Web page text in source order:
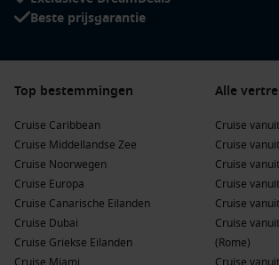
stranden, een bruisend nachtleven en
Phuket Town.
Laem Chabang (Bangkok)
Thailand: De
Grote Tempel en het Koninklijk Paleis, en
straatvoedsel.
Langkawi,Maleisië
: Dit eiland staat
ongerepte stranden en weelderige
de Langkawi Sky Bridge voor een prachtig
omgeving.
Beste prijsgarantie
Top bestemmingen
Cruise Caribbean
Cruise Middellandse Zee
Cruise Noorwegen
Cruise Europa
Cruise Canarische Eilanden
Cruise Dubai
Cruise Griekse Eilanden
Alle
Cruise
Cruise
Cruise
Cruise
Cruise
Cruise
(Rome)